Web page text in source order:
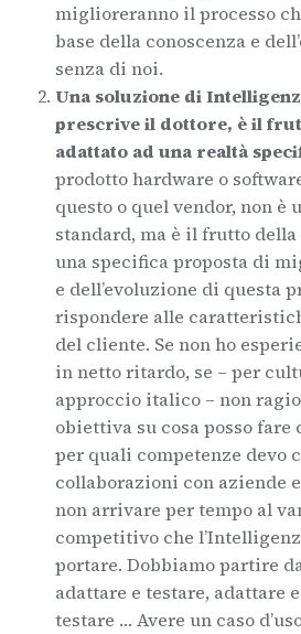
miglioreranno il processo
base della conoscenza e
senza di noi.
Una soluzione di
prescrive il dottore, è il
adattato ad una realtà
prodotto hardware o
questo o quel vendor, non è
standard, ma è il frutto
una specifica proposta di
e dell’evoluzione di questa
rispondere alle
del cliente. Se non ho
in netto ritardo, se – per
approccio italico – non
obiettiva su cosa posso fare
per quali competenze devo
collaborazioni con aziende
non arrivare per tempo al
competitivo che
portare. Dobbiamo partire
adattare e testare, adattare
testare … Avere un caso